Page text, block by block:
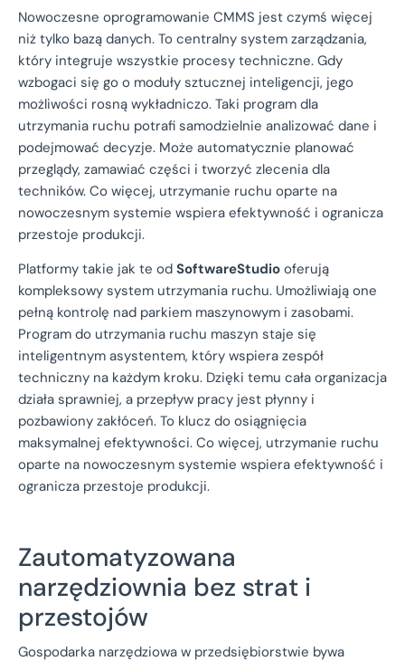
Nowoczesne oprogramowanie CMMS jest czymś więcej
niż tylko bazą danych. To centralny system zarządzania,
który integruje wszystkie procesy techniczne. Gdy
wzbogaci się go o moduły sztucznej inteligencji, jego
możliwości rosną wykładniczo. Taki program dla
utrzymania ruchu potrafi samodzielnie analizować dane i
podejmować decyzje. Może automatycznie planować
przeglądy, zamawiać części i tworzyć zlecenia dla
techników. Co więcej, utrzymanie ruchu oparte na
nowoczesnym systemie wspiera efektywność i ogranicza
przestoje produkcji.
Platformy takie jak te od SoftwareStudio oferują
kompleksowy system utrzymania ruchu. Umożliwiają one
pełną kontrolę nad parkiem maszynowym i zasobami.
Program do utrzymania ruchu maszyn staje się
inteligentnym asystentem, który wspiera zespół
techniczny na każdym kroku. Dzięki temu cała organizacja
działa sprawniej, a przepływ pracy jest płynny i
pozbawiony zakłóceń. To klucz do osiągnięcia
maksymalnej efektywności. Co więcej, utrzymanie ruchu
oparte na nowoczesnym systemie wspiera efektywność i
ogranicza przestoje produkcji.
Zautomatyzowana
narzędziownia bez strat i
przestojów
Gospodarka narzędziowa w przedsiębiorstwie bywa